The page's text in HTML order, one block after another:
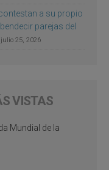
a su propio
parejas del
julio 25, 2026
VISTAS
Mundial de la